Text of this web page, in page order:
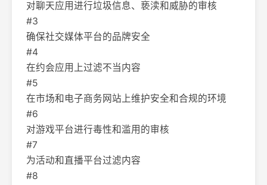
对聊天应用进行垃圾信息、亵渎和威胁的审核
#3
确保社交媒体平台的品牌安全
#4
在约会应用上过滤不当内容
#5
在市场和电子商务网站上维护安全和合规的环境
#6
对游戏平台进行毒性和滥用的审核
#7
为活动和直播平台过滤内容
#8